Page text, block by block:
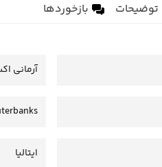
توضیحات بازخوردها
آرمانی
ایتالیا